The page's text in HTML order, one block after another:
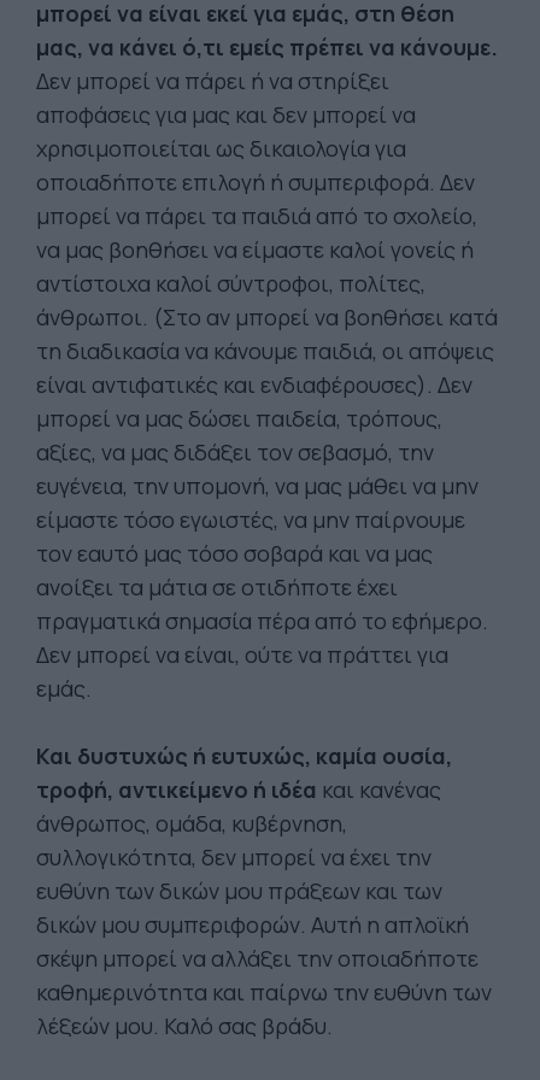
μπορεί να είναι εκεί για εμάς, στη θέση
μας, να κάνει ό,τι εμείς πρέπει να κάνουμε.
Δεν μπορεί να πάρει ή να στηρίξει
αποφάσεις για μας και δεν μπορεί να
χρησιμοποιείται ως δικαιολογία για
οποιαδήποτε επιλογή ή συμπεριφορά. Δεν
μπορεί να πάρει τα παιδιά από το σχολείο,
να μας βοηθήσει να είμαστε καλοί γονείς ή
αντίστοιχα καλοί σύντροφοι, πολίτες,
άνθρωποι. (Στο αν μπορεί να βοηθήσει κατά
τη διαδικασία να κάνουμε παιδιά, οι απόψεις
είναι αντιφατικές και ενδιαφέρουσες). Δεν
μπορεί να μας δώσει παιδεία, τρόπους,
αξίες, να μας διδάξει τον σεβασμό, την
ευγένεια, την υπομονή, να μας μάθει να μην
είμαστε τόσο εγωιστές, να μην παίρνουμε
τον εαυτό μας τόσο σοβαρά και να μας
ανοίξει τα μάτια σε οτιδήποτε έχει
πραγματικά σημασία πέρα από το εφήμερο.
Δεν μπορεί να είναι, ούτε να πράττει για
εμάς.
Και δυστυχώς ή ευτυχώς, καμία ουσία,
τροφή, αντικείμενο ή ιδέα και κανένας
άνθρωπος, ομάδα, κυβέρνηση,
συλλογικότητα, δεν μπορεί να έχει την
ευθύνη των δικών μου πράξεων και των
δικών μου συμπεριφορών. Αυτή η απλοϊκή
σκέψη μπορεί να αλλάξει την οποιαδήποτε
καθημερινότητα και παίρνω την ευθύνη των
λέξεών μου. Καλό σας βράδυ.